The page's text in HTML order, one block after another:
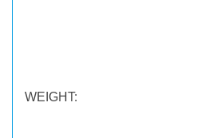
WEIGHT: